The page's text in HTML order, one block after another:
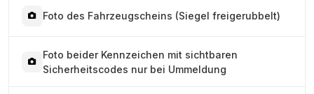
Foto des Fahrzeugscheins (Siegel freigerubbelt)
Foto beider Kennzeichen mit sichtbaren
Sicherheitscodes nur bei Ummeldung